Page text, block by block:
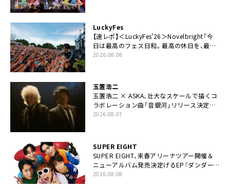
LuckyFes
【速レポ】＜LuckyFes’26＞Novelbright「今
日は最高のフェス日和。最高の休日を、最高
の夏休みを作っていきたい」
2026.08.08
玉置浩二
玉置浩二 × ASKA、壮大なスケールで描くコ
ラボレーション曲「音銀河」リリース決定。
カップリングには新曲「命の宿り」収録も
2026.08.07
SUPER EIGHT
SUPER EIGHT、来春アリーナツアー開催＆
ニューアルバム発売決定げるEP『ダンダー
ラ』本日リリース
2026.08.08